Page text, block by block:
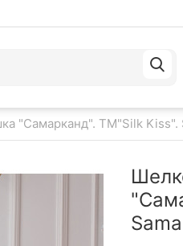
"Самарканд". TM"Silk